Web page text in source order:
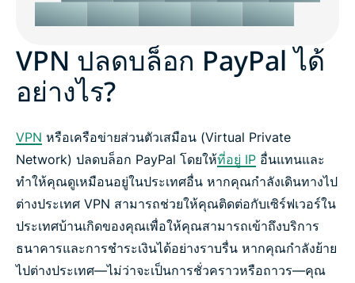
VPN ปลดบล็อก PayPal ได้
อย่างไร?
VPN หรือเครือข่ายส่วนตัวเสมือน (Virtual Private
Network) ปลดบล็อก PayPal โดยให้ที่อยู่ IP อื่นแทนและ
ทำให้คุณดูเหมือนอยู่ในประเทศอื่น หากคุณกำลังเดินทางไป
ต่างประเทศ VPN สามารถช่วยให้คุณติดต่อกับเซิร์ฟเวอร์ใน
ประเทศบ้านเกิดของคุณเพื่อให้คุณสามารถเข้าถึงบริการ
ธนาคารและการชำระเงินได้อย่างราบรื่น หากคุณกำลังย้าย
ไปต่างประเทศ—ไม่ว่าจะเป็นการชั่วคราวหรือถาวร—คุณ